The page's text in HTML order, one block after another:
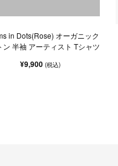
in Dots(Rose) オーガニック
ン 半袖 アーティスト Tシャツ
¥9,900(税込)